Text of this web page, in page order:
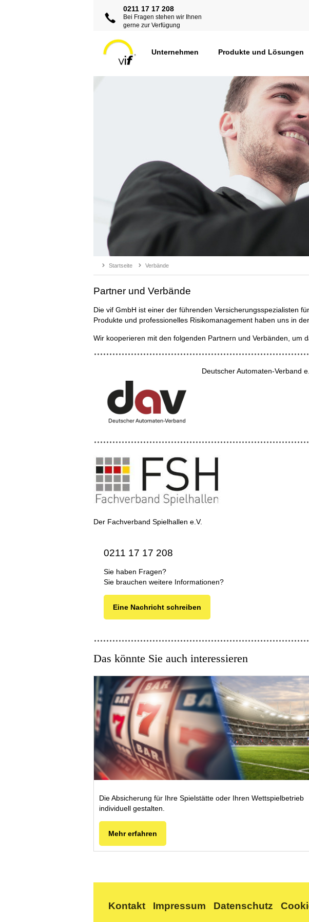
0211 17 17 208
Bei Fragen stehen wir Ihnen
gerne zur Verfügung
Unternehmen Produkte und Lösungen
Startseite Verbände
Partner und Verbände
Die vif GmbH ist einer der führenden Versicherungsspezialisten
Produkte und professionelles Risikomanagement haben uns in
Wir kooperieren mit den folgenden Partnern und Verbänden, um
Deutscher Automaten-Verband
Der Fachverband Spielhallen e.V.
0211 17 17 208
Sie haben Fragen?
Sie brauchen weitere Informationen?
Eine Nachricht schreiben
Das könnte Sie auch interessieren
Die Absicherung für Ihre Spielstätte oder Ihren Wettspielbetrieb
individuell gestalten.
Mehr erfahren
Kontakt Impressum Datenschutz